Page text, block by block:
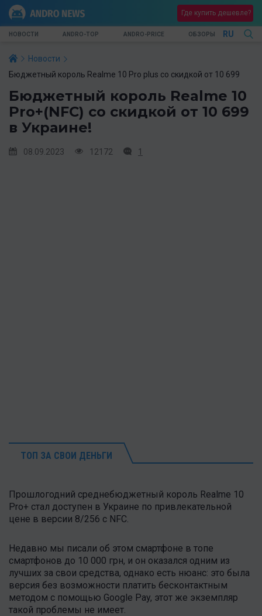
Где купить дешевле?
НОВОСТИ ANDRO-TOP ANDRO-PRICE ОБЗОРЫ RU
Новости
Бюджетный король Realme 10 Pro plus со скидкой от 10 699
Бюджетный король Realme 10
Pro+(NFC) со скидкой от 10 699
в Украине!
08.09.2023 12172 1
ТОП ЗА СВОИ ДЕНЬГИ
Прошлогодний среднебюджетный король Realme 10
Pro+ стал доступен в Украине по привлекательной
цене в версии 8/256 с NFC.
Недавно мы писали об этом смартфоне в топе
смартфонов до 10 000 грн, и он оказался одним из
лучших за свои средства, однако есть нюанс: это была
версия без возможности платить бесконтактным
методом с помощью Google Pay, этот же экземпляр
такой проблемы не имеет.